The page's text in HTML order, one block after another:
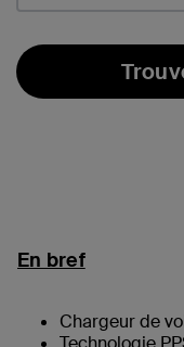
En bref
Chargeur de